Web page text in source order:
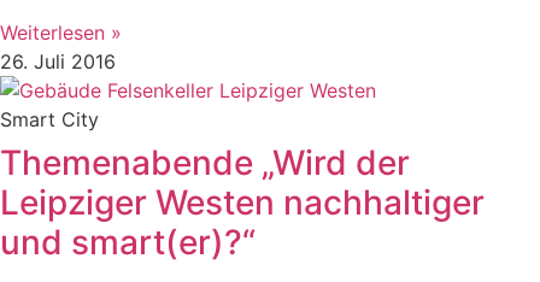
Weiterlesen »
26. Juli 2016
Smart City
Themenabende „Wird der
Leipziger Westen nachhaltiger
und smart(er)?“